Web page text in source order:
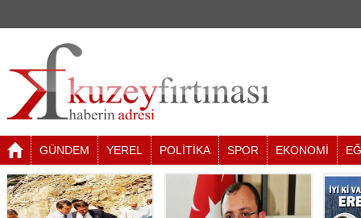
GÜNDEM YEREL POLİTİKA SPOR EKONOMİ